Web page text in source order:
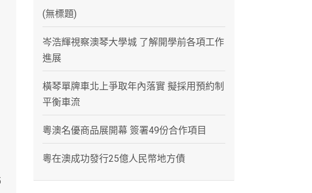
(無標題)
岑浩輝視察澳琴大學城 了解開學前各項工作
進展
橫琴單牌車北上爭取年內落實 擬採用預約制
平衡車流
粵澳名優商品展開幕 簽署49份合作項目
粵在澳成功發行25億人民幣地方債